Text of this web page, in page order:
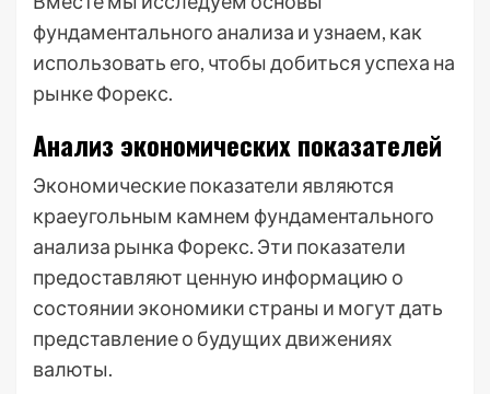
фундаментального анализа и узнаем, как
использовать его, чтобы добиться успеха на
рынке Форекс.
Анализ экономических показателей
Экономические показатели являются
краеугольным камнем фундаментального
анализа рынка Форекс. Эти показатели
предоставляют ценную информацию о
состоянии экономики страны и могут дать
представление о будущих движениях
валюты.